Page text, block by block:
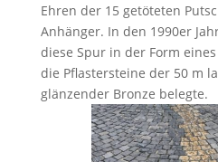
Ehren der 15 getöteten
Anhänger. In den 1990er
diese Spur in der Form
die Pflastersteine der 50 m
glänzender Bronze belegte.